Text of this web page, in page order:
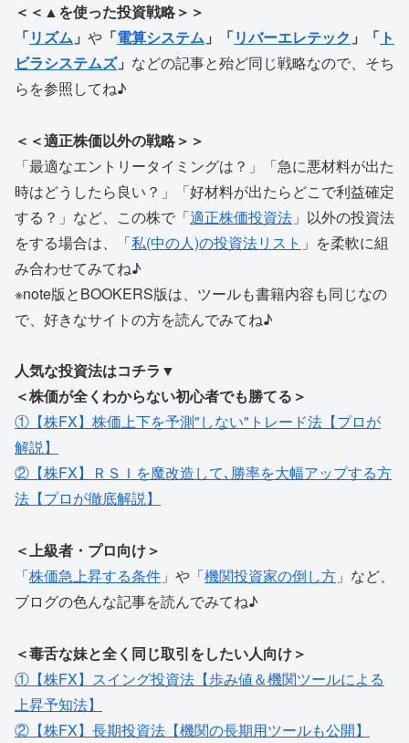
＜＜▲を使った投資戦略＞＞
「リズム 」 や 「電算システム 」「リバーエレテック 」「 ト
ビラシステムズ」 などの記事と殆ど同じ戦略なので、そち
らを参照してね♪
＜＜適正株価以外の戦略＞＞
「最適なエントリータイミングは？」「急に悪材料が出た
時はどうしたら良い？」「好材料が出たらどこで利益確定
する？」など、この株で「適正株価投資法 」以外の投資法
をする場合は、「私(中の人)の投資法リスト 」を柔軟に組
み合わせてみてね♪
※note版とBOOKERS版は、ツールも書籍内容も同じなの
で、好きなサイトの方を読んでみてね♪
人気な投資法はコチラ▼
＜株価が全くわからない初心者でも勝てる＞
①【株FX】株価上下を予測"しない"トレード法【プロが
解説】
②【株FX】ＲＳＩを魔改造して､勝率を大幅アップする方
法【プロが徹底解説】
＜上級者・プロ向け＞
「株価急上昇する条件 」や「機関投資家の倒し方 」など、
ブログの色んな記事を読んでみてね♪
＜毒舌な妹と全く同じ取引をしたい人向け＞
①【株FX】スイング投資法【歩み値＆機関ツールによる
上昇予知法】
②【株FX】長期投資法【機関の長期用ツールも公開】